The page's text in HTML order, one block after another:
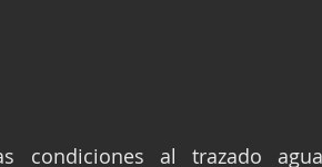
condiciones al trazado